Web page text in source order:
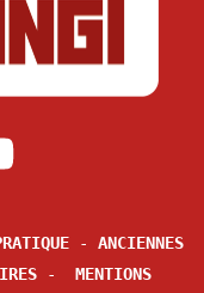
- ANCIENNES
- MENTIONS